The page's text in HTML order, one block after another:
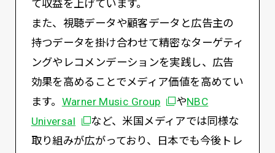
て収益を上げています。
また、視聴データや顧客データと広告主の
持つデータを掛け合わせて精密なターゲティ
ングやレコメンデーションを実践し、広告
効果を高めることでメディア価値を高めてい
ます。 Warner Music Group別ウィンドウで開く
やNBC
Universal別ウィンドウで開く
など、米国メディアでは同様な
取り組みが広がっており、日本でも今後トレ